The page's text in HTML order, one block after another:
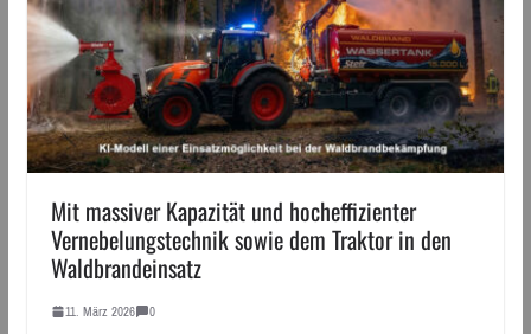
Mit massiver Kapazität und hocheffizienter
Vernebelungstechnik sowie dem Traktor in den
Waldbrandeinsatz
11. März 2026 0